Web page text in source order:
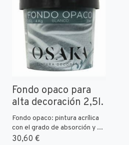
Fondo opaco para
alta decoración 2,5l.
Fondo opaco: pintura acrílica
con el grado de absorción y ...
30,60 €